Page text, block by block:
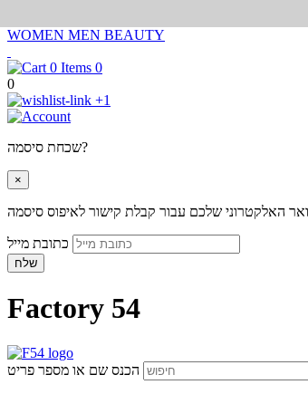
WOMEN MEN BEAUTY
0
0
+1
שכחת סיסמה?
×
האלקטרוני שלכם עבור קבלת קישור לאיפוס סיסמה
שלח
Factory 54
הכנס שם או מספר פריט